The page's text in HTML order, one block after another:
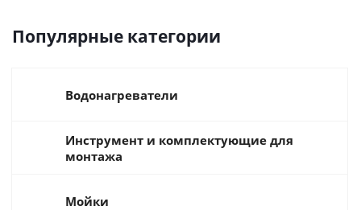
Популярные категории
Водонагреватели
Инструмент и комплектующие для
монтажа
Мойки